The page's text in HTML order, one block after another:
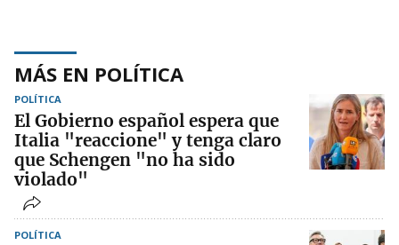
MÁS EN POLÍTICA
POLÍTICA
El Gobierno español espera que
Italia "reaccione" y tenga claro
que Schengen "no ha sido
violado"
POLÍTICA